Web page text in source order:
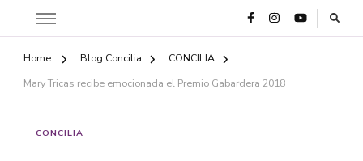
Home Blog Concilia
CONCILIA
Mary Tricas recibe emocionada el Premio Gabardera 2018
CONCILIA